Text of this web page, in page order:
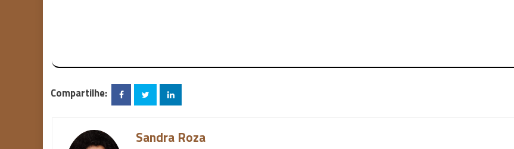
Compartilhe:
Sandra Roza